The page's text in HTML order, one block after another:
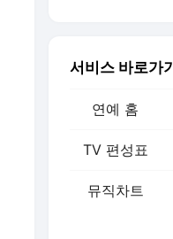
서비스 바로가기
연예 홈
TV 편성표
뮤직차트